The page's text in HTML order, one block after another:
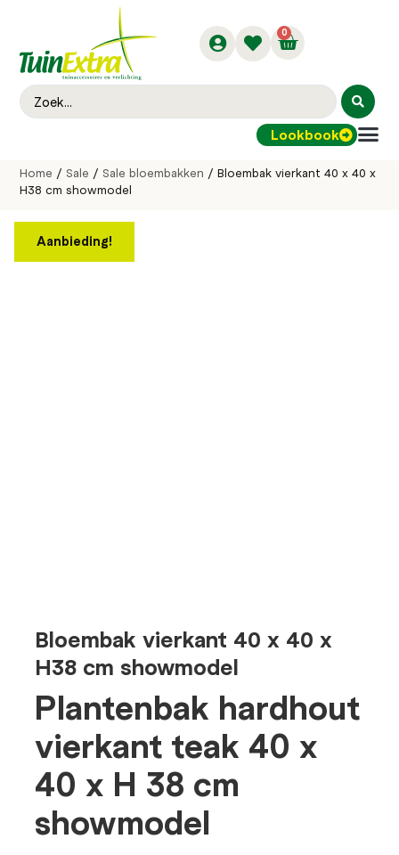
0
Lookbook
Home / Sale / Sale bloembakken / Bloembak vierkant 40 x 40 x
H38 cm showmodel
Aanbieding!
Bloembak vierkant 40 x 40 x
H38 cm showmodel
Plantenbak hardhout
vierkant teak 40 x
40 x H 38 cm
showmodel